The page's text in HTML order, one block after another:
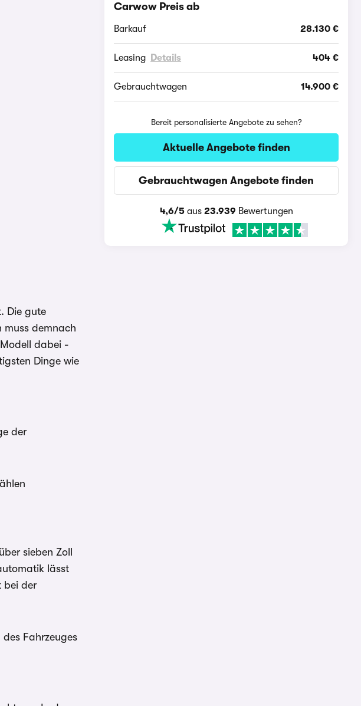
Die gute
muss demnach
dabei -
Dinge wie
der
sieben Zoll
lässt
bei der
Fahrzeuges
Carwow Preis ab
Barkauf 28.130 €
Leasing Details 404 €
Gebrauchtwagen 14.900 €
Bereit personalisierte Angebote zu sehen?
Aktuelle Angebote finden
Gebrauchtwagen Angebote finden
4,6/5aus 23.939 Bewertungen